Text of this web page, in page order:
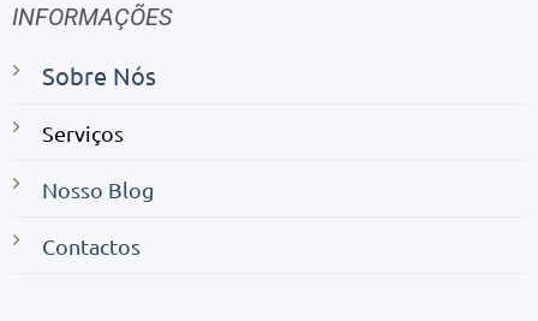
INFORMAÇÕES
Sobre Nós
Serviços
Nosso Blog
Contactos